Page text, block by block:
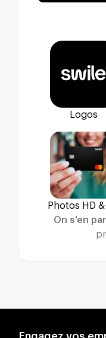
C'est sur la base
des avantages
Office Workout.
d'aérobic des
coach Manon
Swile propose une
que réalistes,
Swile Office
Téléchargez
Logos
Photos HD &
On s'en